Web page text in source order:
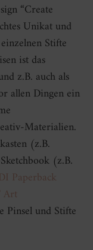
“Create
Unikat und
Stifte
ist das
z.B. auch als
allen Dingen ein
Materialien.
(z.B.
(z.B.
Paperback
Art
Pinsel und Stifte